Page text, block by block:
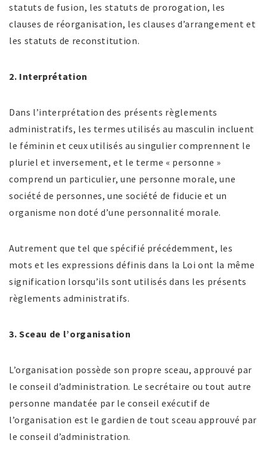
statuts de fusion, les statuts de prorogation, les
clauses de réorganisation, les clauses d’arrangement et
les statuts de reconstitution.
2. Interprétation
Dans l’interprétation des présents règlements
administratifs, les termes utilisés au masculin incluent
le féminin et ceux utilisés au singulier comprennent le
pluriel et inversement, et le terme « personne »
comprend un particulier, une personne morale, une
société de personnes, une société de fiducie et un
organisme non doté d’une personnalité morale.
Autrement que tel que spécifié précédemment, les
mots et les expressions définis dans la Loi ont la même
signification lorsqu’ils sont utilisés dans les présents
règlements administratifs.
3. Sceau de l’organisation
L’organisation possède son propre sceau, approuvé par
le conseil d’administration. Le secrétaire ou tout autre
personne mandatée par le conseil exécutif de
l’organisation est le gardien de tout sceau approuvé par
le conseil d’administration.